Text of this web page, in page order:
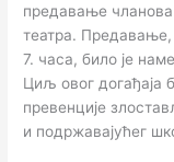
предавање
театра. Предавање,
7. часа, било је
Циљ овог догађаја
превенције
и подржавајућег